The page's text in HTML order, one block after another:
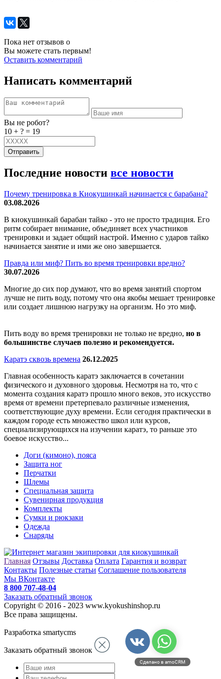
Пока нет отзывов о
Вы можете стать первым!
Оставить комментарий
Написать комментарий
Вы не робот?
10 + ? = 19
Отправить
Последние новости все новости
Почему тренировка в Киокушинкай начинается с барабана?
03.08.2026
В киокушинкай барабан тайко - это не просто традиция. Его
ритм собирает внимание, объединяет всех участников
тренировки и задает общий настрой. Именно с ударов тайко
начинается занятие и ими же оно завершается.
Правда или миф? Пить во время тренировки вредно?
30.07.2026
Многие до сих пор думают, что во время занятий спортом
лучше не пить воду, потому что она якобы мешает тренировке
или создает лишнюю нагрузку на организм. Но это миф.
Пить воду во время тренировки не только не вредно, но в
большинстве случаев полезно и рекомендуется.
Каратэ сквозь времена 26.12.2025
Главная особенность каратэ заключается в сочетании
физического и духовного здоровья. Несмотря на то, что с
момента создания каратэ прошло много веков, это искусство
время от времени претерпевало различные изменения,
соответствующие духу времени. Если сегодня практически в
каждом городе есть множество школ или курсов,
специализирующихся на изучении каратэ, то раньше это
боевое искусство...
Доги (кимоно), пояса
Защита ног
Перчатки
Шлемы
Специальная защита
Сувенирная продукция
Комплекты
Сумки и рюкзаки
Одежда
Снаряды
Главная Отзывы Доставка Оплата Гарантия и возврат
Контакты Полезные статьи Соглашение пользователя
Мы ВКонтакте
8 800 707-48-04
Заказать обратный звонок
Copyright © 2016 - 2023 www.kyokushinshop.ru
Все права защищены.
Разработка smartycms
Заказать обратный звонок
Сделано в amoCRM